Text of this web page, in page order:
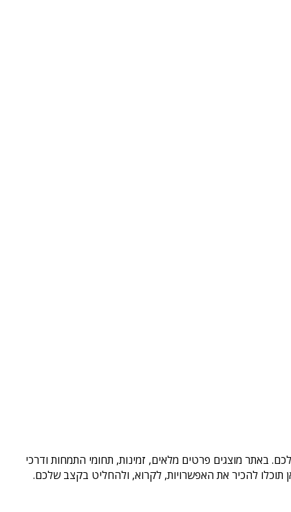
באתר מוצגים פרטים מלאים, זמינות, תחומי התמחות ודרכי
להכיר את האפשרויות, לקרוא, ולהחליט בקצב שלכם.